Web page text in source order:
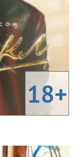
18+